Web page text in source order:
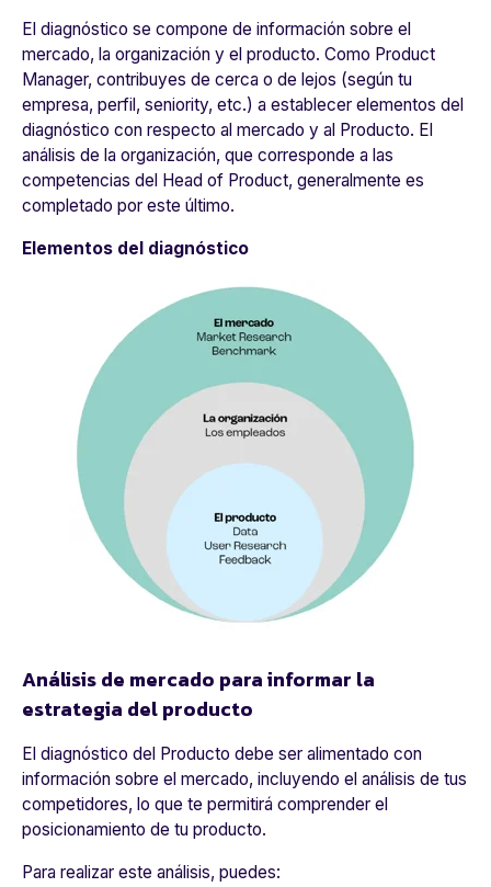
El diagnóstico se compone de información sobre el
mercado, la organización y el producto. Como Product
Manager, contribuyes de cerca o de lejos (según tu
empresa, perfil, seniority, etc.) a establecer elementos del
diagnóstico con respecto al mercado y al Producto. El
análisis de la organización, que corresponde a las
competencias del Head of Product, generalmente es
completado por este último.
Elementos del diagnóstico
Análisis de mercado para informar la
estrategia del producto
El diagnóstico del Producto debe ser alimentado con
información sobre el mercado, incluyendo el análisis de tus
competidores, lo que te permitirá comprender el
posicionamiento de tu producto.
Para realizar este análisis, puedes: